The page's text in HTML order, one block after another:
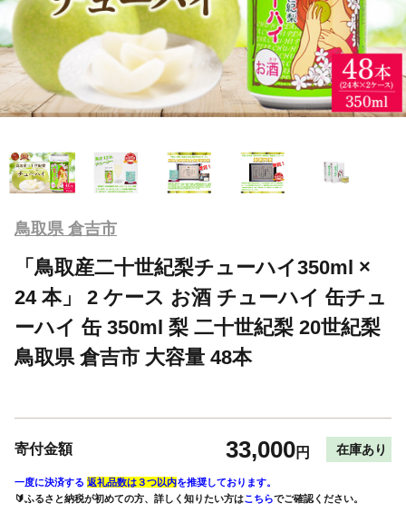
鳥取県 倉吉市
「鳥取産二十世紀梨チューハイ350ml ×
24 本」 2 ケース お酒 チューハイ 缶チュ
ーハイ 缶 350ml 梨 二十世紀梨 20世紀梨
鳥取県 倉吉市 大容量 48本
寄付金額 33,000円 在庫あり
一度に決済する 返礼品数は３つ以内を推奨しております。
🔰ふるさと納税が初めての方、詳しく知りたい方はこちらでご確認ください。